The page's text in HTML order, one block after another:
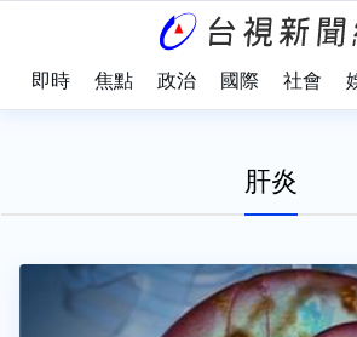
即時 焦點 政治 國際 社會
肝炎